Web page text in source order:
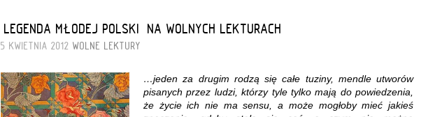
„LEGENDA MŁODEJ POLSKI” NA WOLNYCH LEKTURACH
5 KWIETNIA 2012 WOLNE LEKTURY
…jeden za drugim rodzą się całe tuziny, mendle utworów
pisanych przez ludzi, którzy tyle tylko mają do powiedzenia,
że życie ich nie ma sensu, a może mogłoby mieć jakieś